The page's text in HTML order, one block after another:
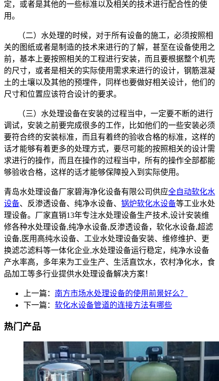
定，或者是其他的一些标准以及相关的技术进行配合性的使
用。
（二）水处理的时候，对于所有设备的施工，必须按照相
关的图纸或者是制造的技术来进行的了解，甚至在设备使用之
前，基本上要按照相关的工程进行安装，而且要根据整个机壳
的尺寸，或者是相关的实际使用需求来进行的设计，钢筋混凝
土的土壤以及其他的预埋件，同样也要做好相关设计，他们的
尺寸和位置应该符合设计的要求。
（三）水处理设备在安装的过程当中，一定要不断的进行
调试，安装之前要完成很多的工作，比如他们的一些安装必须
要符合终的安装标准，而且有着终的验收合格的标准，这样的
话才能够有着更多的处理方式，要尽可能的按照相关的设计需
求进行的操作，而且在操作的过程当中，所有的操作全部都能
够验收合格，这样的话才能够保障投入到实际使用。
青岛水处理设备厂家碧海净化设备有限公司供应全自动软化水
设备、反渗透设备、纯净水设备、 锅炉软化水设备等工业水处
理设备。厂家直销13年专注水处理设备生产技术,设计安装维
修各种水处理设备,纯净水设备,反渗透设备，软化水设备,超滤
设备,医用高纯水设备、工业水处理设备安装、维修维护、更
换滤芯滤料等一体化企业,水处理设备运行稳定，纯净水设备
产水率高，多年来为工业生产、生活直饮水，农村净化水，食
品加工等多行业提供水处理设备解决方案！
上一篇： 南方市场水处理设备的使用前景好么？
下一篇： 软化水设备管道的连接方法有哪些
热门产品